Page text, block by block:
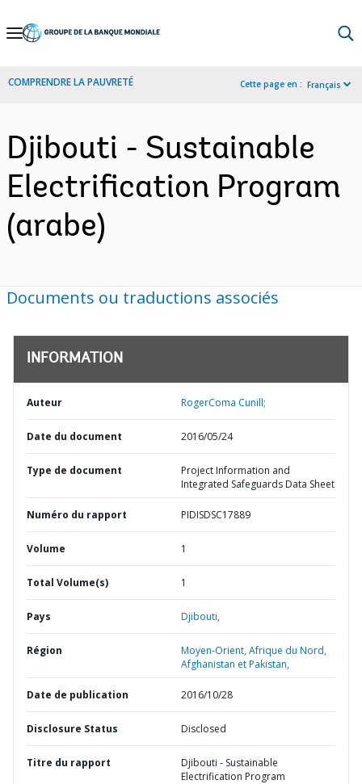
Skip
Navigation
COMPRENDRE LA PAUVRETÉ Cette page en : Français
Djibouti - Sustainable
Electrification Program
(arabe)
Documents ou traductions associés
INFORMATION
Auteur RogerComa Cunill;
Date du document 2016/05/24
Type de document
Project Information and
Integrated Safeguards Data Sheet
Numéro du rapport PIDISDSC17889
Volume 1
Total Volume(s) 1
Pays Djibouti,
Région
Moyen-Orient, Afrique du Nord,
Afghanistan et Pakistan,
Date de publication 2016/10/28
Disclosure Status Disclosed
Titre du rapport
Djibouti - Sustainable
Electrification Program